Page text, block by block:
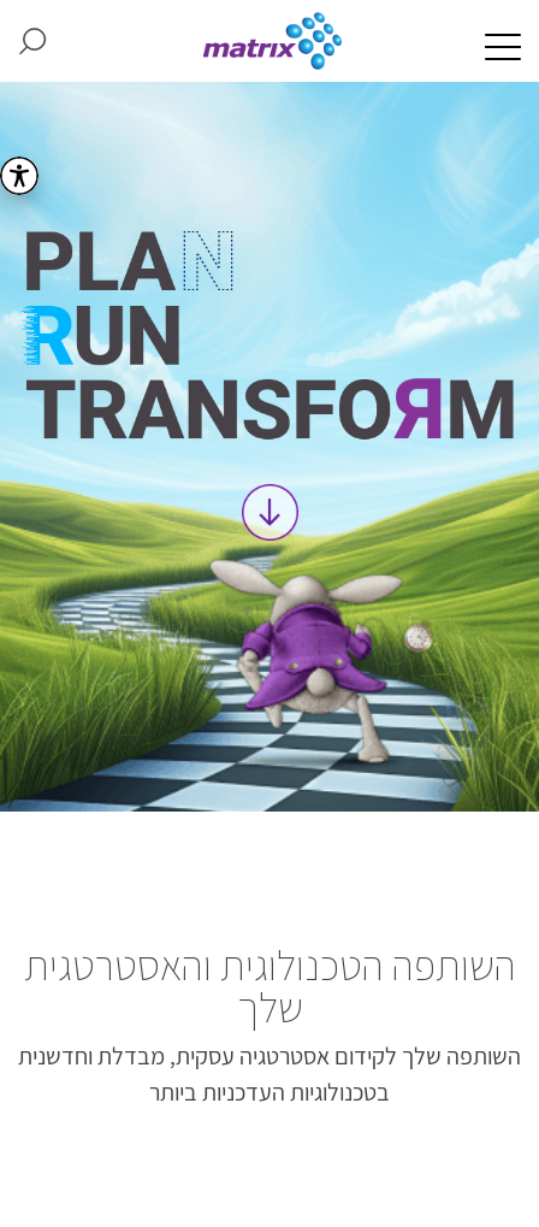
השותפה הטכנולוגית והאסטרטגית
שלך
השותפה שלך לקידום אסטרטגיה עסקית, מבדלת וחדשנית
בטכנולוגיות העדכניות ביותר